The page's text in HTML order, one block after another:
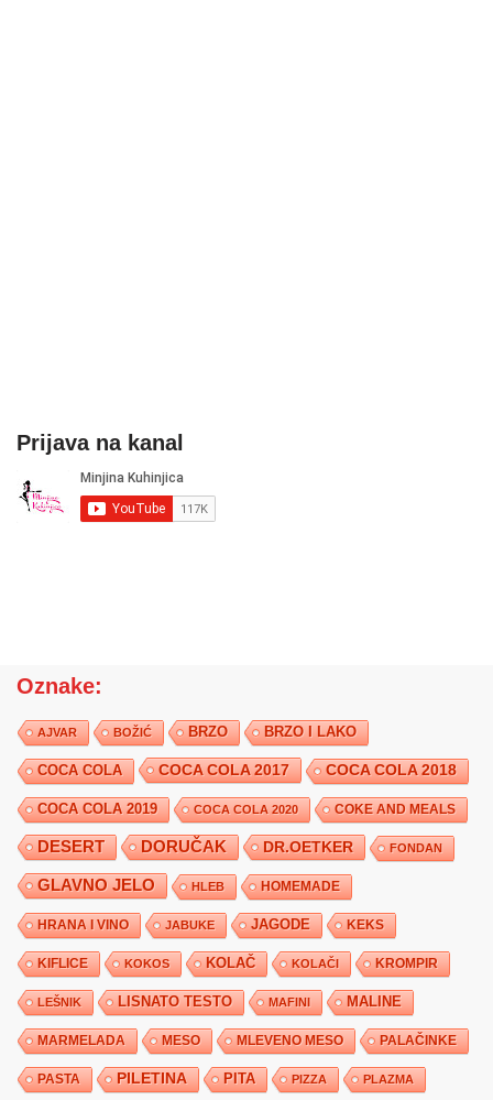
Prijava na kanal
Oznake:
AJVAR BOŽIĆ BRZO BRZO I LAKO
COCA COLA COCA COLA 2017 COCA COLA 2018
COCA COLA 2019 COCA COLA 2020 COKE AND MEALS
DESERT DORUČAK DR.OETKER FONDAN
GLAVNO JELO HLEB HOMEMADE
HRANA I VINO JABUKE JAGODE KEKS
KIFLICE KOKOS KOLAČ KOLAČI KROMPIR
LEŠNIK LISNATO TESTO MAFINI MALINE
MARMELADA MESO MLEVENO MESO PALAČINKE
PASTA PILETINA PITA PIZZA PLAZMA